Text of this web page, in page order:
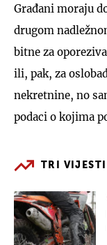
Građani moraju
drugom
bitne za
ili, pak, za
nekretnine, no
podaci o kojima
TRI